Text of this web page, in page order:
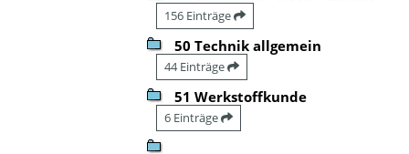
156 Einträge
50 Technik allgemein
44 Einträge
51 Werkstoffkunde
6 Einträge